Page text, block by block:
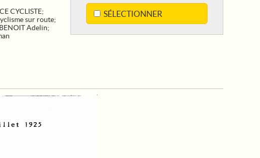
SÉLECTIONNER
CYCLISTE;
sur route;
BENOIT Adelin;